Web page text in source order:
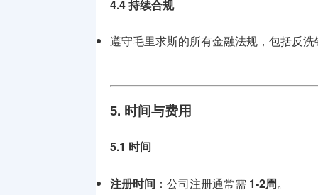
4.4 持续合规
遵守毛里求斯的所有金融法规，包括反
5. 时间与费用
5.1 时间
注册时间 ：公司注册通常需 1-2周。